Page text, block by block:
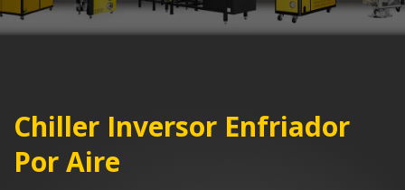
Chiller Inversor Enfriador
Por Aire